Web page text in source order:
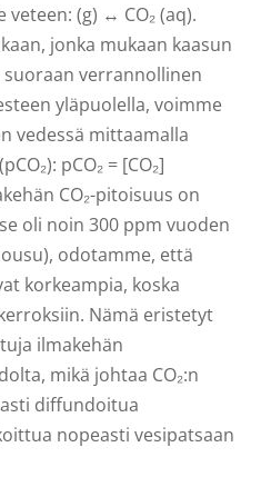
(g) ↔ CO₂ (aq).
jonka mukaan kaasun
verrannollinen
yläpuolella, voimme
vedessä mittaamalla
pCO₂ = [CO₂]
CO₂-pitoisuus on
oli noin 300 ppm vuoden
odotamme, että
korkeampia, koska
Nämä eristetyt
ilmakehän
mikä johtaa CO₂:n
diffundoitua
nopeasti vesipatsaan